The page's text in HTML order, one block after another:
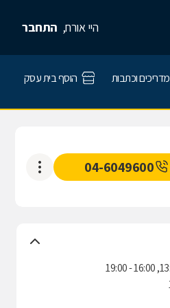
היי אורח, התחבר
מדריכים וכתבות הוסף בית עסק
04-6049600